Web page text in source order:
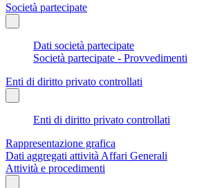
Società partecipate
Dati società partecipate
Società partecipate - Provvedimenti
Enti di diritto privato controllati
Enti di diritto privato controllati
Rappresentazione grafica
Dati aggregati attività Affari Generali
Attività e procedimenti